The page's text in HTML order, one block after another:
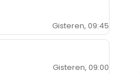
Gisteren, 09:45
Gisteren, 09:00